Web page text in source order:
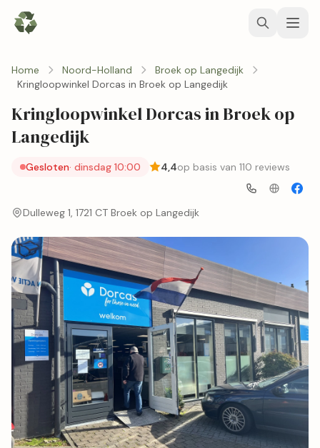
Home Noord-Holland
Broek op Langedijk
Kringloopwinkel Dorcas in Broek op Langedijk
Kringloopwinkel Dorcas in Broek op
Langedijk
Gesloten· dinsdag 10:00 4,4op basis van 110 reviews
Dulleweg 1, 1721 CT Broek op Langedijk